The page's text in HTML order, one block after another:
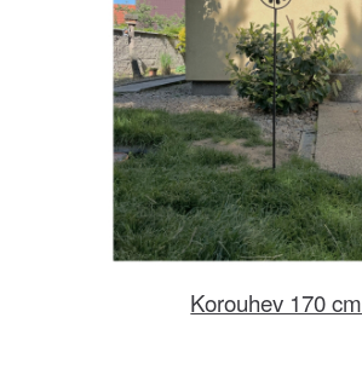
Korouhev 170 cm